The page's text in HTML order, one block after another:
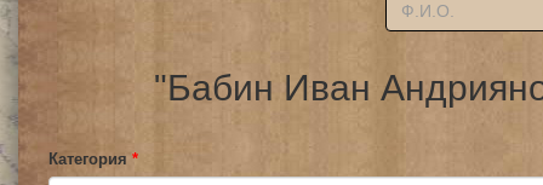
"Бабин Иван
Категория *